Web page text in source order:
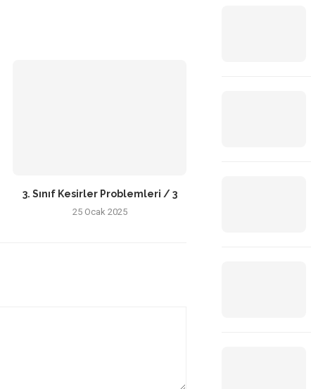
3. Sınıf Kesirler Problemleri / 3
25 Ocak 2025